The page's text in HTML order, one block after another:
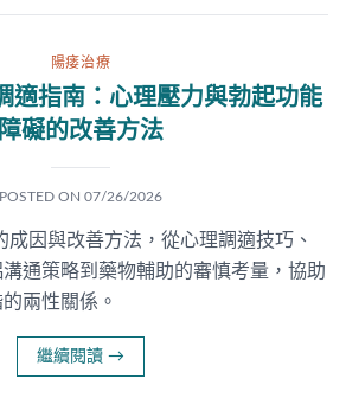
陽痿治療
適指南：心理壓力與勃起功能
障礙的改善方法
POSTED ON 07/26/2026
成因與改善方法，從心理調適技巧、
通策略到藥物輔助的審慎考量，協助
兩性關係。
繼續閱讀 →